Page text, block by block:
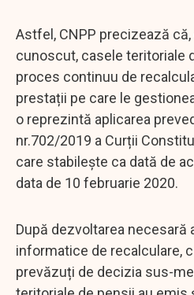
Astfel, CNPP precizează
cunoscut, casele teritoriale
proces continuu de
prestații pe care le
o reprezintă aplicarea
nr.702/2019 a Curții
care stabilește ca dată de
data de 10 februarie 2020.
După dezvoltarea necesară
informatice de recalculare,
prevăzuți de decizia sus-